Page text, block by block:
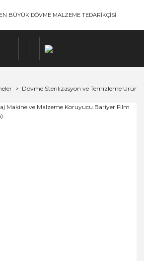
BÜYÜK DÖVME MALZEME TEDARİKÇİSİ
Dövme Sterilizasyon ve Temizleme